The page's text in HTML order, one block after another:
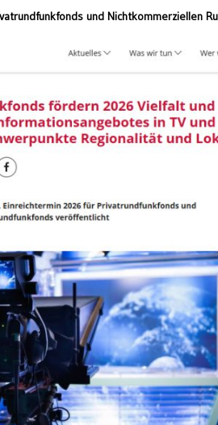
und Nichtkommerziellen